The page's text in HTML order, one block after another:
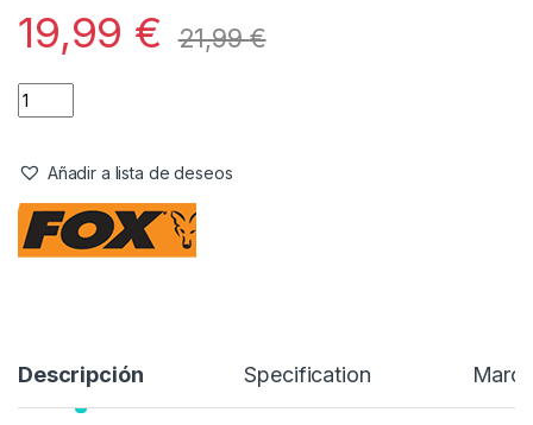
Calzado
Fox Khaki clogs – sz 11 / 45
Referencia del Proveedor:
Stock:2 disponibles